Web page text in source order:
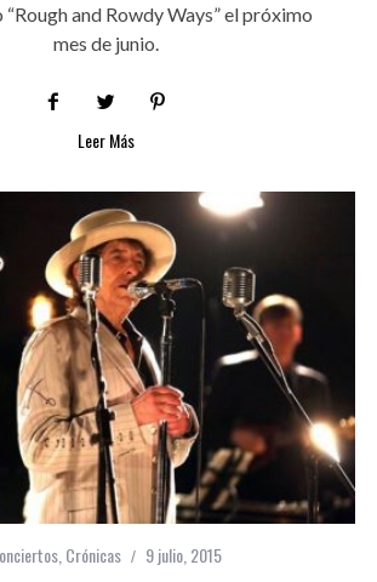
and Rowdy Ways” el próximo
mes de junio.
Leer Más
Crónicas 9 julio, 2015